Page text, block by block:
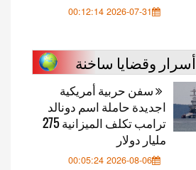
2026-07-31 00:12:14
أسرار وقضايا ساخنة
سفن حربية أمريكية
اجديدة حاملة اسم دونالد
ترامب تكلف الميزانية 275
مليار دولار
2026-08-06 00:05:24